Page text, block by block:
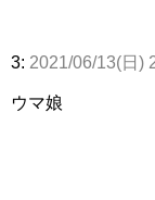
3: 2021/06/13(日)
ウマ娘